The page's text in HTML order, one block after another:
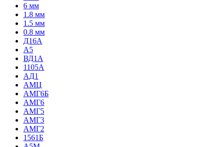
6 мм
1.8 мм
1.5 мм
0.8 мм
Д16А
А5
ВД1А
1105А
АД1
АМЦ
АМГ6Б
АМГ6
АМГ5
АМГ3
АМГ2
1561Б